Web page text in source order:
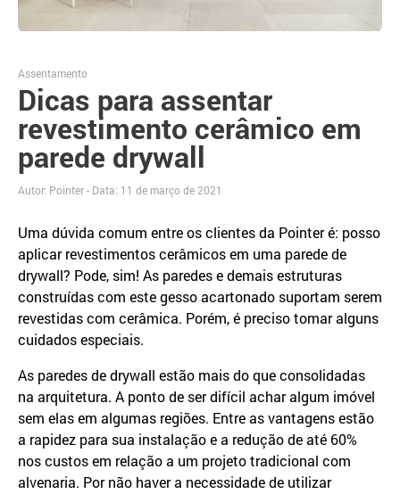
Dicas para assentar
revestimento cerâmico em
parede drywall
Assentamento
Autor: Pointer - Data: 11 de março de 2021
Uma dúvida comum entre os clientes da Pointer é: posso
aplicar revestimentos cerâmicos em uma parede de
drywall? Pode, sim! As paredes e demais estruturas
construídas com este gesso acartonado suportam serem
revestidas com cerâmica. Porém, é preciso tomar alguns
cuidados especiais.
As paredes de drywall estão mais do que consolidadas
na arquitetura. A ponto de ser difícil achar algum imóvel
sem elas em algumas regiões. Entre as vantagens estão
a rapidez para sua instalação e a redução de até 60%
nos custos em relação a um projeto tradicional com
alvenaria. Por não haver a necessidade de utilizar